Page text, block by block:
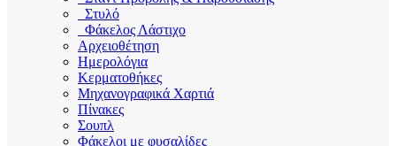
Στυλό
Φάκελος Λάστιχο
Αρχειοθέτηση
Ημερολόγια
Κερματοθήκες
Μηχανογραφικά Χαρτιά
Πίνακες
Σουπλ
Φάκελοι με φυσαλίδες